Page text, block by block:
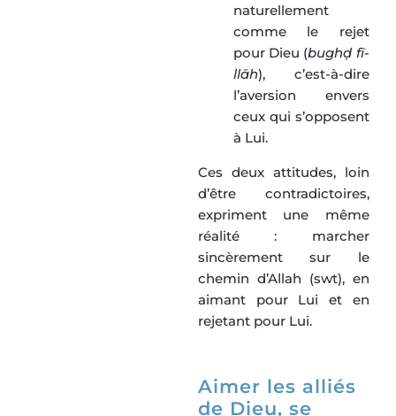
naturellement
comme le rejet
pour Dieu (bughḍ fī-
llāh), c’est-à-dire
l’aversion envers
ceux qui s’opposent
à Lui.
Ces deux attitudes, loin
d’être contradictoires,
expriment une même
réalité : marcher
sincèrement sur le
chemin d’Allah (swt), en
aimant pour Lui et en
rejetant pour Lui.
Aimer les alliés
de Dieu, se